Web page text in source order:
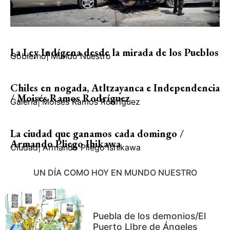
La Ley Indígena desde la mirada de los Pueblos
Gobierno| Mundo Nuestro
Chiles en nogada, Atltzayanca e Independencia
/ Moisés Ramos Rodríguez
Galería| Moisés Ramos Rodríguez
La ciudad que ganamos cada domingo /
Armando Pliego Ihikawa
Ciudad| Armando Pliego Ishikawa
UN DÍA COMO HOY EN MUNDO NUESTRO
Puebla de los demonios/El
Puerto LIbre de Ángeles